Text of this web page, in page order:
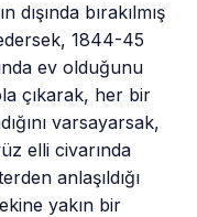
bırakılmış
1844-45
ev olduğunu
çıkarak, her bir
varsayarsak,
elli civarında
anlaşıldığı
yakın bir